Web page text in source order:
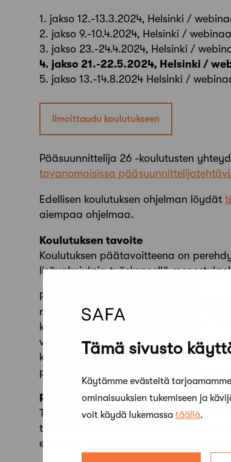
Tämä sivusto
Käytämme evästeitä
ominaisuuksien tukemiseen ja
voit käydä lukemassa täällä.
1. jakso 12.-13.3.2024, Helsinki /
2. jakso 9.-10.4.2024, Helsinki /
3. jakso 23.-24.4.2024, Helsinki /
4. jakso 21.-22.5.2024, Helsinki /
5. jakso 13.-14.8.2024 Helsinki /
Ilmoittaudu koulutukseen
Pääsuunnittelija 26 -koulutusten
tavanomaisissa
Edellisen koulutuksen ohjelman löydät
aiempaa ohjelmaa.
Koulutuksen tavoite
Koulutuksen päätavoitteena on
lisävalmiuksia työskennellä
Pääsuunnittelijan pätevyyden
rakennuslain mukaisiin
kannustaa pääsuunnittelijoita
valintaa sekä täydentää
konkreettinen osaaminen.
pääsuunnittelijan pätevyyden
Poissaolot
Todistuksen saamiseksi osallistujan
tekoon. Mahdolliset poissaolot voi
erikseen. Poissaolot eivät vähennä